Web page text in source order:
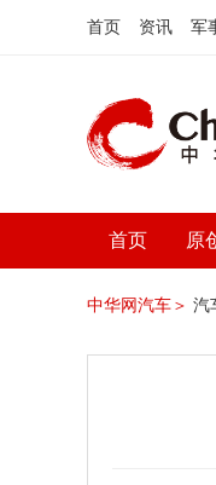
首页 资讯 军
首页 原
中华网汽车＞ 汽